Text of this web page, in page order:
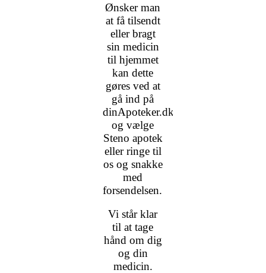
Ønsker man
at få tilsendt
eller bragt
sin medicin
til hjemmet
kan dette
gøres ved at
gå ind på
dinApoteker.dk
og vælge
Steno apotek
eller ringe til
os og snakke
med
forsendelsen.
Vi står klar
til at tage
hånd om dig
og din
medicin.